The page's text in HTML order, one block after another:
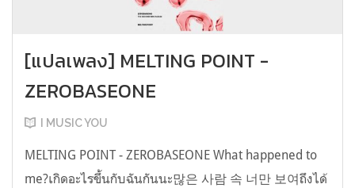
[แปลเพลง] MELTING POINT -
ZEROBASEONE
I MUSIC YOU
MELTING POINT - ZEROBASEONE What happened to
me?เกิดอะไรขึ้นกับฉันกันนะ많은 사람 속 너만 보여ถึงได้